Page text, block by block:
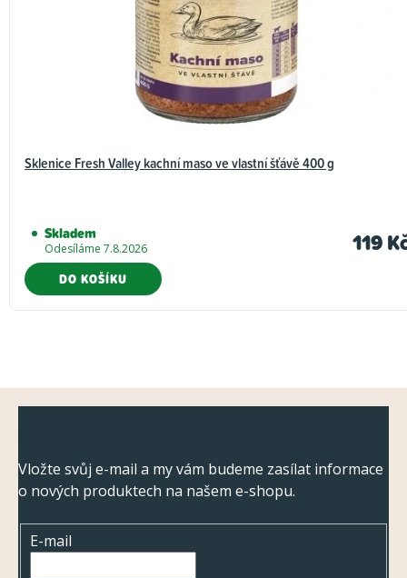
Sklenice Fresh Valley kachní maso ve vlastní šťávě 400 g
Skladem
Odesíláme 7.8.2026 119
DO KOŠÍKU
Vložte svůj e-mail a my vám budeme zasílat informace
o nových produktech na našem e-shopu.
E-mail